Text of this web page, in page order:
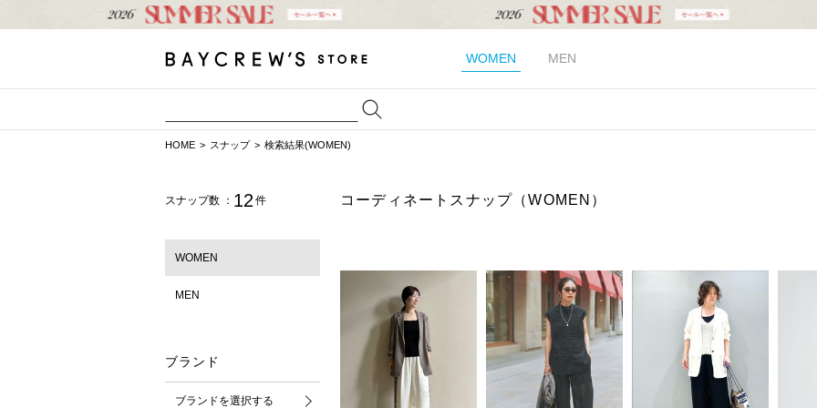
WOMEN MEN
HOME スナップ 検索結果(WOMEN)
スナップ数 ： 12 件
WOMEN
MEN
ブランド
ブランドを選択する
コーディネートスナップ（WOMEN）